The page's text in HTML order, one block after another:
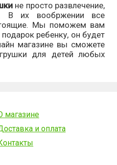
не просто развлечение,
В их вообржении все
Мы поможем вам
ребенку, он будет
магазине вы сможете
для детей любых
магазине
и оплата